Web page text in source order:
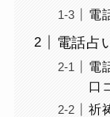
電
電話占
電
口
祈